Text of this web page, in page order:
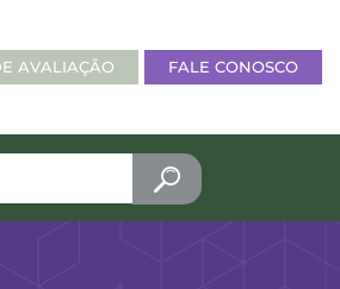
AVALIAÇÃO FALE CONOSCO